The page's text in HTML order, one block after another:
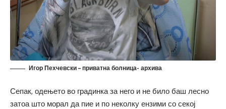
Игор Пехчевски – приватна болница- архива
Сепак, одењето во градинка за него и не било баш лесно
затоа што морал да пие и по неколку ензими со секој